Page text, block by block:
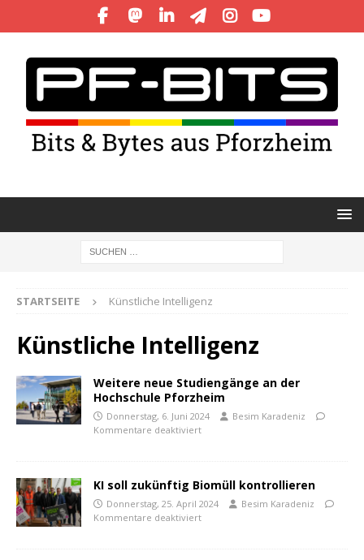
STARTSEITE Künstliche Intelligenz
Künstliche Intelligenz
Weitere neue Studiengänge an der
Hochschule Pforzheim
Donnerstag, 6. Juni 2024
Besim Karadeniz
Kommentare deaktiviert
KI soll zukünftig Biomüll kontrollieren
Donnerstag, 25. April 2024
Besim Karadeniz
Kommentare deaktiviert